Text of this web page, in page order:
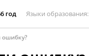
год Языки образования
ошибку?